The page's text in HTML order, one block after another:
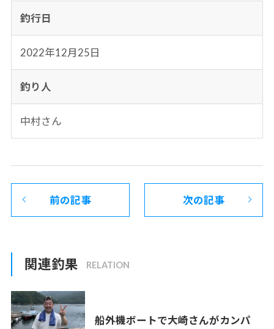
釣行日
2022年12月25日
釣り人
中村さん
前の記事 次の記事
関連釣果
船外機ボートで大崎さんがカンパ